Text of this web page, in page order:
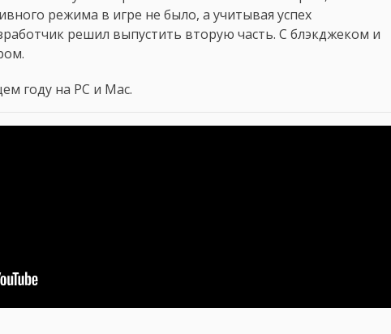
режима в игре не было, а учитывая успех
решил выпустить вторую часть. С блэкджеком и
году на PC и Mac.